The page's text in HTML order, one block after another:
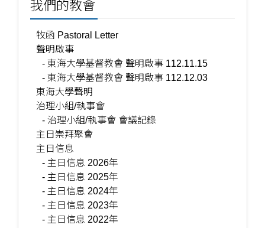
我們的教會
牧函 Pastoral Letter
聲明啟事
- 東海大學基督教會 聲明啟事 112.11.15
- 東海大學基督教會 聲明啟事 112.12.03
東海大學聲明
治理小組/執事會
- 治理小組/執事會 會議記錄
主日崇拜聚會
主日信息
- 主日信息 2026年
- 主日信息 2025年
- 主日信息 2024年
- 主日信息 2023年
- 主日信息 2022年